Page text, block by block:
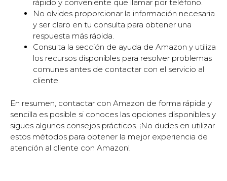
rápido y conveniente que llamar por teléfono.
No olvides proporcionar la información necesaria
y ser claro en tu consulta para obtener una
respuesta más rápida.
Consulta la sección de ayuda de Amazon y utiliza
los recursos disponibles para resolver problemas
comunes antes de contactar con el servicio al
cliente.
En resumen, contactar con Amazon de forma rápida y
sencilla es posible si conoces las opciones disponibles y
sigues algunos consejos prácticos. ¡No dudes en utilizar
estos métodos para obtener la mejor experiencia de
atención al cliente con Amazon!